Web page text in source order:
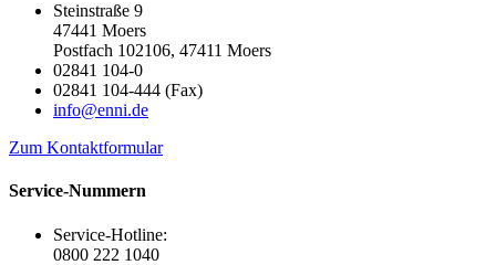
Steinstraße 9
47441 Moers
Postfach 102106, 47411 Moers
02841 104-0
02841 104-444 (Fax)
info@enni.de
Zum Kontaktformular
Service-Nummern
Service-Hotline:
0800 222 1040